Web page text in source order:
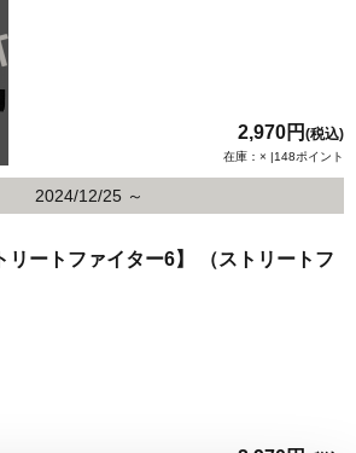
2,970円 (税込)
在庫：× |148ポイント
2024/12/25 ～
ートファイター6】 （ストリートフ